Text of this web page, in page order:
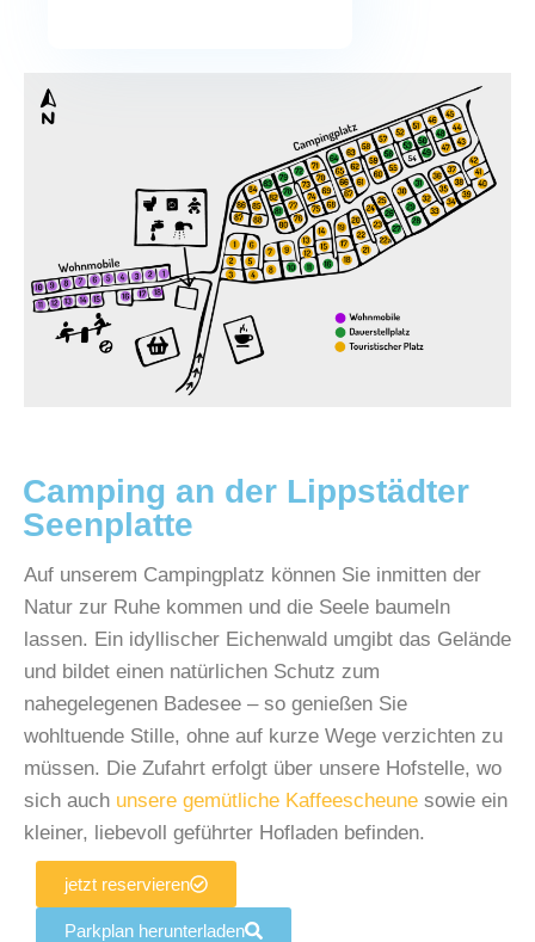
Camping an der Lippstädter
Seenplatte
Auf unserem Campingplatz können Sie inmitten der
Natur zur Ruhe kommen und die Seele baumeln
lassen. Ein idyllischer Eichenwald umgibt das Gelände
und bildet einen natürlichen Schutz zum
nahegelegenen Badesee – so genießen Sie
wohltuende Stille, ohne auf kurze Wege verzichten zu
müssen. Die Zufahrt erfolgt über unsere Hofstelle, wo
sich auch unsere gemütliche Kaffeescheune sowie ein
kleiner, liebevoll geführter Hofladen befinden.
jetzt reservieren
Parkplan herunterladen